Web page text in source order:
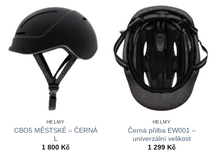
více
variant.
lze
vybrat
na
stránce
produktu
má
více
variant.
Možnosti
lze
vybrat
stránce
produktu
HELMY
CBO5 MĚSTSKÉ – ČERNÁ
L
1 800 Kč
HELMY
Černá přilba EW001 –
univerzální velikost
1 299 Kč